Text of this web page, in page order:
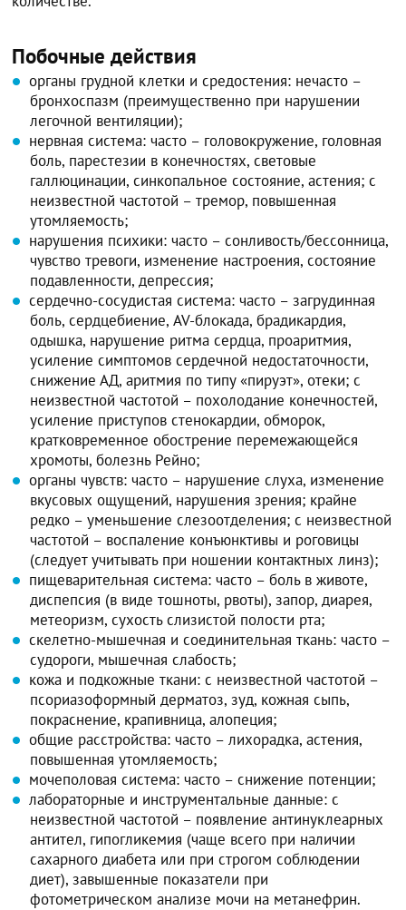
Побочные действия
органы грудной клетки и средостения: нечасто –
бронхоспазм (преимущественно при нарушении
легочной вентиляции);
нервная система: часто – головокружение, головная
боль, парестезии в конечностях, световые
галлюцинации, синкопальное состояние, астения; с
неизвестной частотой – тремор, повышенная
утомляемость;
нарушения психики: часто – сонливость/бессонница,
чувство тревоги, изменение настроения, состояние
подавленности, депрессия;
сердечно-сосудистая система: часто – загрудинная
боль, сердцебиение, AV-блокада, брадикардия,
одышка, нарушение ритма сердца, проаритмия,
усиление симптомов сердечной недостаточности,
снижение АД, аритмия по типу «пируэт», отеки; с
неизвестной частотой – похолодание конечностей,
усиление приступов стенокардии, обморок,
кратковременное обострение перемежающейся
хромоты, болезнь Рейно;
органы чувств: часто – нарушение слуха, изменение
вкусовых ощущений, нарушения зрения; крайне
редко – уменьшение слезоотделения; с неизвестной
частотой – воспаление конъюнктивы и роговицы
(следует учитывать при ношении контактных линз);
пищеварительная система: часто – боль в животе,
диспепсия (в виде тошноты, рвоты), запор, диарея,
метеоризм, сухость слизистой полости рта;
скелетно-мышечная и соединительная ткань: часто –
судороги, мышечная слабость;
кожа и подкожные ткани: с неизвестной частотой –
псориазоформный дерматоз, зуд, кожная сыпь,
покраснение, крапивница, алопеция;
общие расстройства: часто – лихорадка, астения,
повышенная утомляемость;
мочеполовая система: часто – снижение потенции;
лабораторные и инструментальные данные: с
неизвестной частотой – появление антинуклеарных
антител, гипогликемия (чаще всего при наличии
сахарного диабета или при строгом соблюдении
диет), завышенные показатели при
фотометрическом анализе мочи на метанефрин.